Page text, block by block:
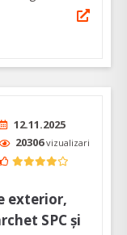
12.11.2025
20306vizualizari
exterior,
SPC și